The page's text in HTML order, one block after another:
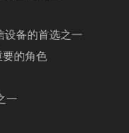
备的首选之一
的角色
一